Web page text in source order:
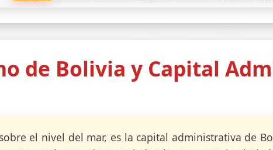
de Bolivia y Capital
el nivel del mar, es la capital administrativa de